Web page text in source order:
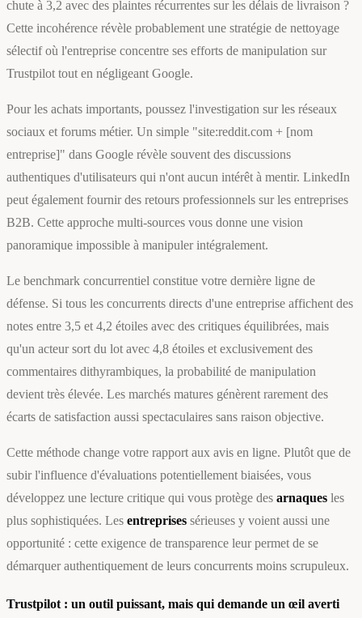
chute à 3,2 avec des plaintes récurrentes sur les délais de livraison ?
Cette incohérence révèle probablement une stratégie de nettoyage
sélectif où l'entreprise concentre ses efforts de manipulation sur
Trustpilot tout en négligeant Google.
Pour les achats importants, poussez l'investigation sur les réseaux
sociaux et forums métier. Un simple "site:reddit.com + [nom
entreprise]" dans Google révèle souvent des discussions
authentiques d'utilisateurs qui n'ont aucun intérêt à mentir. LinkedIn
peut également fournir des retours professionnels sur les entreprises
B2B. Cette approche multi-sources vous donne une vision
panoramique impossible à manipuler intégralement.
Le benchmark concurrentiel constitue votre dernière ligne de
défense. Si tous les concurrents directs d'une entreprise affichent des
notes entre 3,5 et 4,2 étoiles avec des critiques équilibrées, mais
qu'un acteur sort du lot avec 4,8 étoiles et exclusivement des
commentaires dithyrambiques, la probabilité de manipulation
devient très élevée. Les marchés matures génèrent rarement des
écarts de satisfaction aussi spectaculaires sans raison objective.
Cette méthode change votre rapport aux avis en ligne. Plutôt que de
subir l'influence d'évaluations potentiellement biaisées, vous
développez une lecture critique qui vous protège des arnaques les
plus sophistiquées. Les entreprises sérieuses y voient aussi une
opportunité : cette exigence de transparence leur permet de se
démarquer authentiquement de leurs concurrents moins scrupuleux.
Trustpilot : un outil puissant, mais qui demande un œil averti